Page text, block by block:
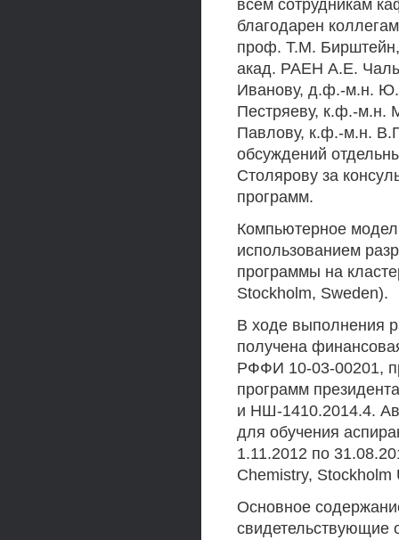
всем сотрудникам
благодарен
проф. Т.М.
акад. РАЕН А.Е.
Иванову, д.ф.-м.н.
Пестряеву, к.ф.-м.н.
Павлову, к.ф.-м.н.
обсуждений
Столярову за
программ.
Компьютерное
использованием
программы на
Stockholm, Sweden).
В ходе выполнения
получена
РФФИ 10-03-00201,
программ
и НШ-1410.2014.4.
для обучения
1.11.2012 по
Chemistry, Stockholm
Основное
свидетельствующие